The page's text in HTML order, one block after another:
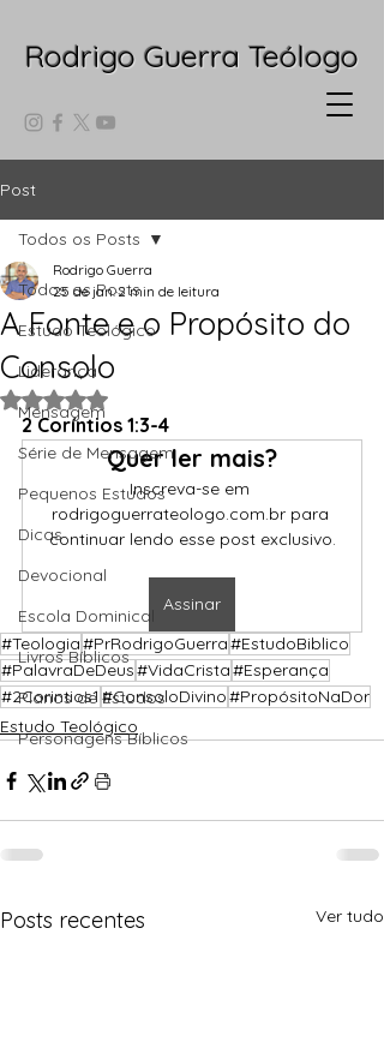
Rodrigo Guerra Teólogo
Post
Todos os Posts
Estudo Teológico
Liderança
Mensagem
Série de Mensagem
Pequenos Estudos
Dicas
Devocional
Escola Dominical
Livros Bíblicos
Planos de Estudos
Personagens Bíblicos
Todos os Posts
A Fonte e o Propósito do
Consolo
Rodrigo Guerra
25 de jan.2 min de leitura
Avaliado com NaN de 5 estrelas.
2 Coríntios 1:3-4
Quer ler mais?
Inscreva-se em
rodrigoguerrateologo.com.br para
continuar lendo esse post exclusivo.
Assinar
#Teologia#PrRodrigoGuerra#EstudoBiblico
#PalavraDeDeus#VidaCrista#Esperança
#2Corintios1 #ConsoloDivino#PropósitoNaDor
Estudo Teológico
Posts recentes Ver tudo